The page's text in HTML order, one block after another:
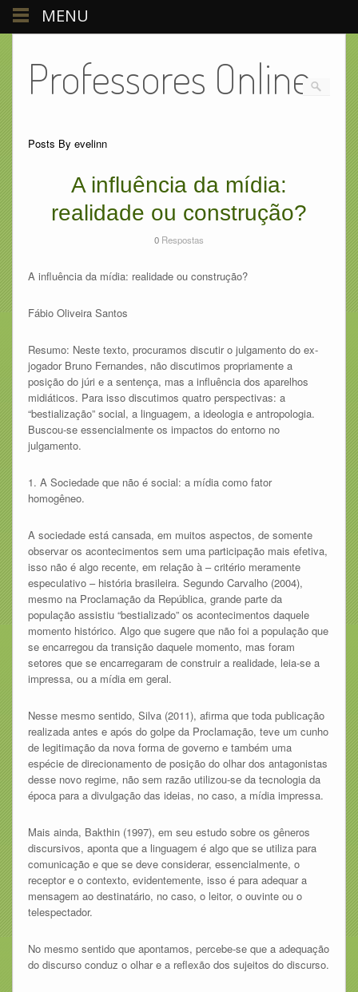
Professores Online
Posts By evelinn
A influência da mídia:
realidade ou construção?
0 Respostas
A influência da mídia: realidade ou construção?
Fábio Oliveira Santos
Resumo: Neste texto, procuramos discutir o julgamento do ex-
jogador Bruno Fernandes, não discutimos propriamente a
posição do júri e a sentença, mas a influência dos aparelhos
midiáticos. Para isso discutimos quatro perspectivas: a
“bestialização” social, a linguagem, a ideologia e antropologia.
Buscou-se essencialmente os impactos do entorno no
julgamento.
1. A Sociedade que não é social: a mídia como fator
homogêneo.
A sociedade está cansada, em muitos aspectos, de somente
observar os acontecimentos sem uma participação mais efetiva,
isso não é algo recente, em relação à – critério meramente
especulativo – história brasileira. Segundo Carvalho (2004),
mesmo na Proclamação da República, grande parte da
população assistiu “bestializado” os acontecimentos daquele
momento histórico. Algo que sugere que não foi a população que
se encarregou da transição daquele momento, mas foram
setores que se encarregaram de construir a realidade, leia-se a
impressa, ou a mídia em geral.
Nesse mesmo sentido, Silva (2011), afirma que toda publicação
realizada antes e após do golpe da Proclamação, teve um cunho
de legitimação da nova forma de governo e também uma
espécie de direcionamento de posição do olhar dos antagonistas
desse novo regime, não sem razão utilizou-se da tecnologia da
época para a divulgação das ideias, no caso, a mídia impressa.
Mais ainda, Bakthin (1997), em seu estudo sobre os gêneros
discursivos, aponta que a linguagem é algo que se utiliza para
comunicação e que se deve considerar, essencialmente, o
receptor e o contexto, evidentemente, isso é para adequar a
mensagem ao destinatário, no caso, o leitor, o ouvinte ou o
telespectador.
No mesmo sentido que apontamos, percebe-se que a adequação
do discurso conduz o olhar e a reflexão dos sujeitos do discurso.
MENU